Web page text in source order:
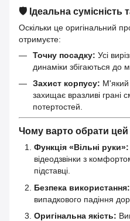
🛡️ Ідеальна сумісність
Оскільки це оригінальний
отримуєте:
Точну посадку: Усі
динаміки збігаються до
Захист корпусу: М'який
захищає вразливі грані
потертостей.
Чому варто обрати
Функція «Вільні руки»:
відеодзвінки з
підставці.
Безпека використання:
випадкового падіння
Оригінальна якість: